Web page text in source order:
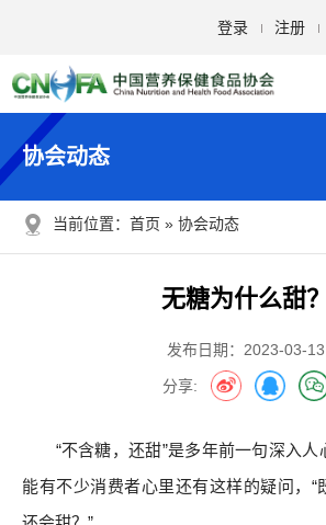
登录 注册
协会动态
当前位置： 首页 协会动态
无糖为什么甜？
发布日期：2023-03-13
分享:
“不含糖，还甜”是多年前一句深入人
能有不少消费者心里还有这样的疑问，“